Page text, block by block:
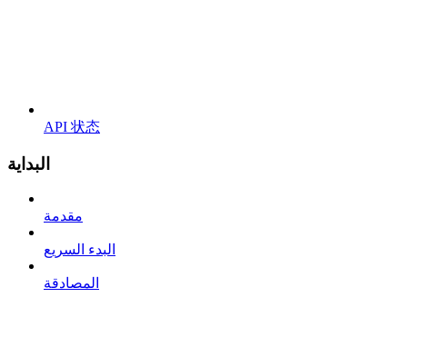
API 状态
البداية
مقدمة
البدء السريع
المصادقة